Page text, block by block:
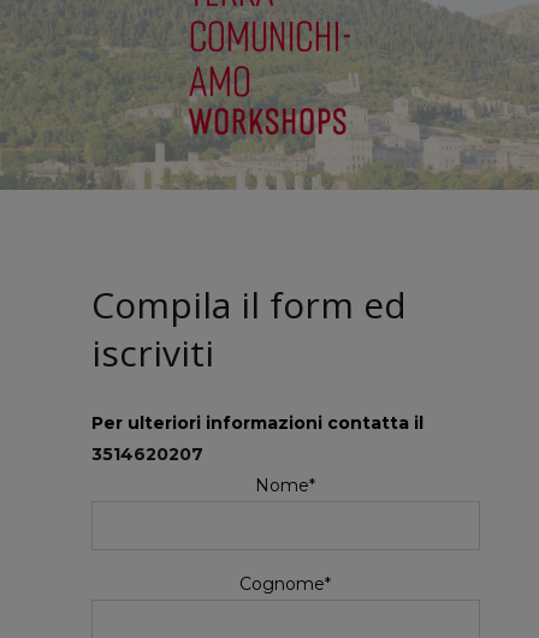
Compila il form ed
iscriviti
Per ulteriori informazioni contatta il
3514620207
Nome*
Cognome*